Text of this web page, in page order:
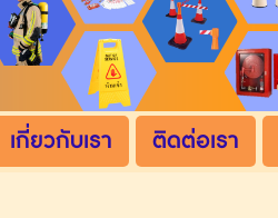
เกี่ยวกับเรา ติดต่อเรา